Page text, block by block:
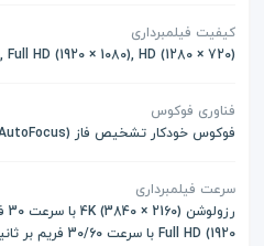
کیفیت فیلمبرداری
(4K (3840 × 2160), Full HD (1920 × 1080), HD (1280 × 720
فناوری فوکوس
فوکوس خودکار تشخیص فاز (Phase Detection AutoFocus)
سرعت فیلمبرداری
1920) Full HD با سرعت 30/60 فریم بر ثانیه